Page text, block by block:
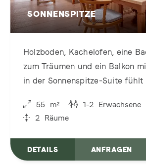
SONNENSPITZE
Holzboden, Kachelofen, eine
zum Träumen und ein Balkon
in der Sonnenspitze-Suite fühlt
1-2 Erwachsene
55
m²
2 Räume
DETAILS ANFRAGEN